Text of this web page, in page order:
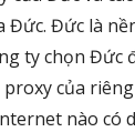
Đức. Đức là
ty chọn Đức
của
nào có